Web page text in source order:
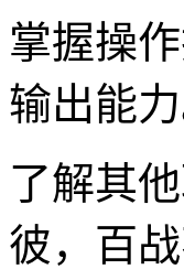
掌握操
输出能力
了解其
彼，百战